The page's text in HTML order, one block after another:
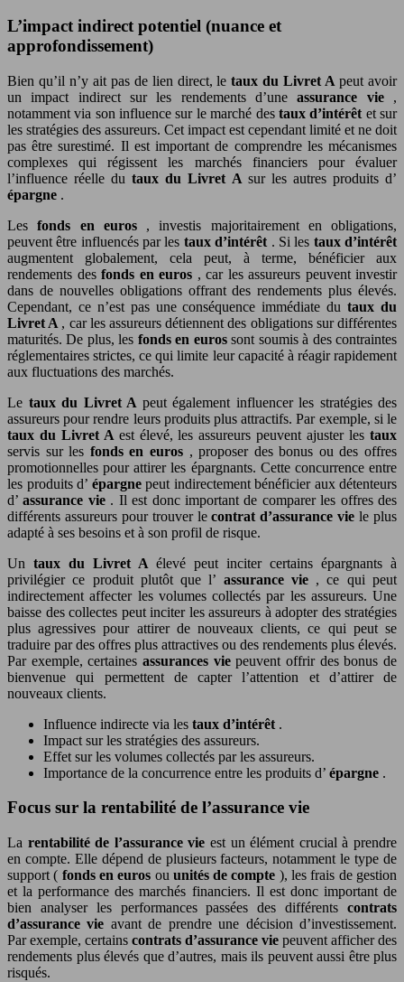
L’impact indirect potentiel (nuance et
approfondissement)
Bien qu’il n’y ait pas de lien direct, letaux du Livret Apeut avoir
un impact indirect sur les rendements d’uneassurance vie ,
notamment via son influence sur le marché des taux d’intérêt et sur
les stratégies des assureurs. Cet impact est cependant limité et ne doit
pas être surestimé. Il est important de comprendre les mécanismes
complexes qui régissent les marchés financiers pour évaluer
l’influence réelle dutaux du Livret A sur les autres produits d’
épargne .
Lesfonds en euros , investis majoritairement en obligations,
peuvent être influencés par les taux d’intérêt . Si les taux d’intérêt
augmentent globalement, cela peut, à terme, bénéficier aux
rendements des fonds en euros , car les assureurs peuvent investir
dans de nouvelles obligations offrant des rendements plus élevés.
Cependant, ce n’est pas une conséquence immédiate dutaux du
Livret A , car les assureurs détiennent des obligations sur différentes
maturités. De plus, les fonds en eurossont soumis à des contraintes
réglementaires strictes, ce qui limite leur capacité à réagir rapidement
aux fluctuations des marchés.
Le taux du Livret A peut également influencer les stratégies des
assureurs pour rendre leurs produits plus attractifs. Par exemple, si le
taux du Livret A est élevé, les assureurs peuvent ajuster lestaux
servis sur les fonds en euros , proposer des bonus ou des offres
promotionnelles pour attirer les épargnants. Cette concurrence entre
les produits d’ épargne peut indirectement bénéficier aux détenteurs
d’assurance vie . Il est donc important de comparer les offres des
différents assureurs pour trouver lecontrat d’assurance viele plus
adapté à ses besoins et à son profil de risque.
Un taux du Livret A élevé peut inciter certains épargnants à
privilégier ce produit plutôt que l’ assurance vie , ce qui peut
indirectement affecter les volumes collectés par les assureurs. Une
baisse des collectes peut inciter les assureurs à adopter des stratégies
plus agressives pour attirer de nouveaux clients, ce qui peut se
traduire par des offres plus attractives ou des rendements plus élevés.
Par exemple, certaines assurances viepeuvent offrir des bonus de
bienvenue qui permettent de capter l’attention et d’attirer de
nouveaux clients.
Influence indirecte via les taux d’intérêt .
Impact sur les stratégies des assureurs.
Effet sur les volumes collectés par les assureurs.
Importance de la concurrence entre les produits d’ épargne .
Focus sur la rentabilité de l’assurance vie
La rentabilité de l’assurance vieest un élément crucial à prendre
en compte. Elle dépend de plusieurs facteurs, notamment le type de
support ( fonds en euros ou unités de compte ), les frais de gestion
et la performance des marchés financiers. Il est donc important de
bien analyser les performances passées des différents contrats
d’assurance vie avant de prendre une décision d’investissement.
Par exemple, certains contrats d’assurance vie peuvent afficher des
rendements plus élevés que d’autres, mais ils peuvent aussi être plus
risqués.